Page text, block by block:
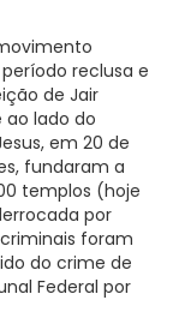
reclusa e
de Jair
ao lado do
em 20 de
fundaram a
templos (hoje
por
foram
do crime de
Federal por